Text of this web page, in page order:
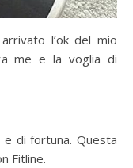
l’ok del mio
me e la voglia di
e di fortuna. Questa
Fitline.